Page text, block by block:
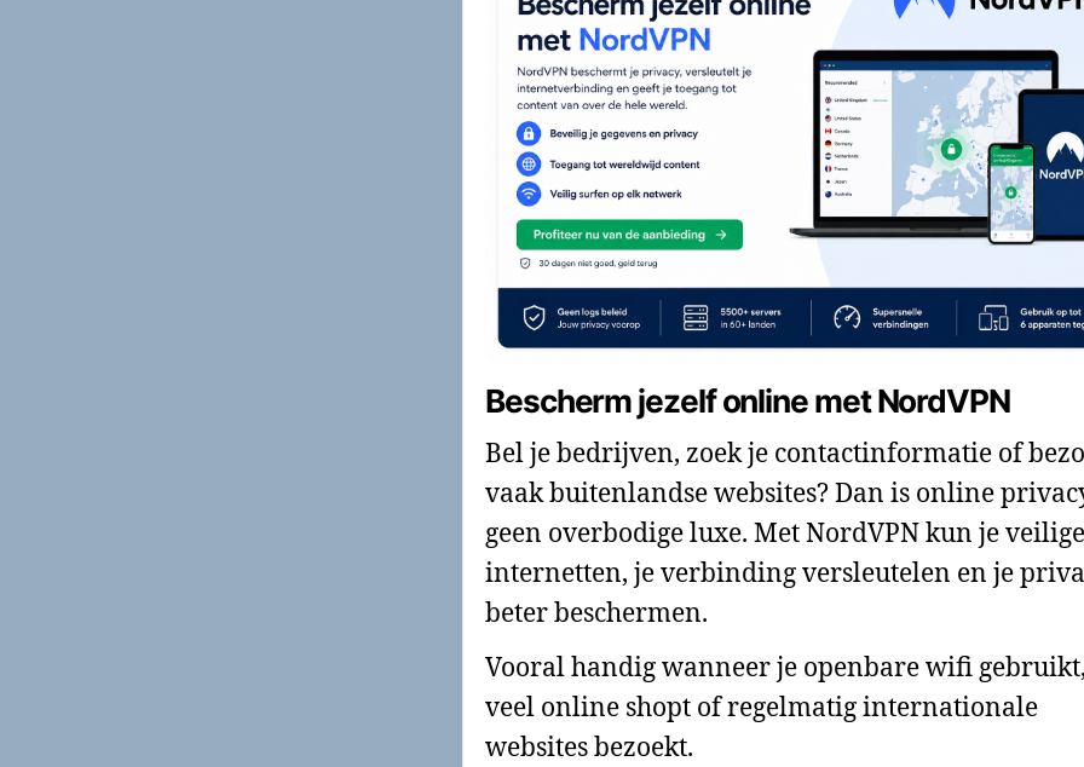
Bescherm jezelf online met NordVPN
Bel je bedrijven, zoek je contactinformatie of
vaak buitenlandse websites? Dan is online
geen overbodige luxe. Met NordVPN kun je
internetten, je verbinding versleutelen en je
beter beschermen.
Vooral handig wanneer je openbare wifi gebruikt,
veel online shopt of regelmatig internationale
websites bezoekt.